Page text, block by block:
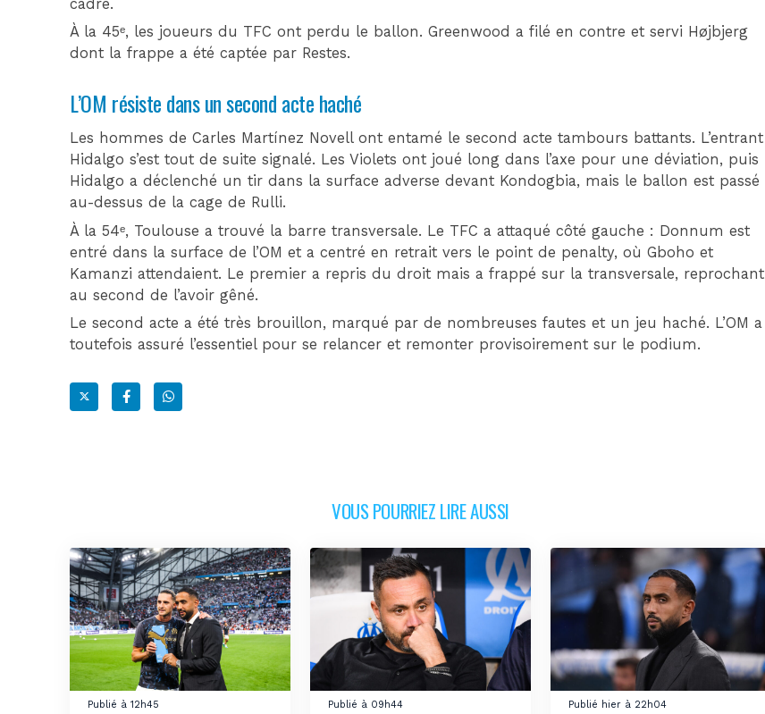
cadre.
À la 45ᵉ, les joueurs du TFC ont perdu le ballon. Greenwood a filé en contre et servi Højbjerg
dont la frappe a été captée par Restes.
L’OM résiste dans un second acte haché
Les hommes de Carles Martínez Novell ont entamé le second acte tambours battants. L’entrant
Hidalgo s’est tout de suite signalé. Les Violets ont joué long dans l’axe pour une déviation, puis
Hidalgo a déclenché un tir dans la surface adverse devant Kondogbia, mais le ballon est passé
au-dessus de la cage de Rulli.
À la 54ᵉ, Toulouse a trouvé la barre transversale. Le TFC a attaqué côté gauche : Donnum est
entré dans la surface de l’OM et a centré en retrait vers le point de penalty, où Gboho et
Kamanzi attendaient. Le premier a repris du droit mais a frappé sur la transversale, reprochant
au second de l’avoir gêné.
Le second acte a été très brouillon, marqué par de nombreuses fautes et un jeu haché. L’OM a
toutefois assuré l’essentiel pour se relancer et remonter provisoirement sur le podium.
VOUS POURRIEZ LIRE AUSSI
Publié à 12h45 Publié à 09h44 Publié hier à 22h04